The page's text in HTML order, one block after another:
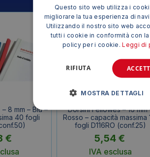
8 mm – Blu –
40 fogli
€
Dorsini Fellowes – 16 mm
Rosso – capacità massima
fogli D116RO (conf.25)
5,54 €
IVA esclusa
Questo sito web utilizza i
migliorare la tua esperienza di
Utilizzando il nostro sito web
tutti i cookie in conformità con la
policy per i cookie.Leggi di
RIFIUTA
MOSTRA DETTAGLI